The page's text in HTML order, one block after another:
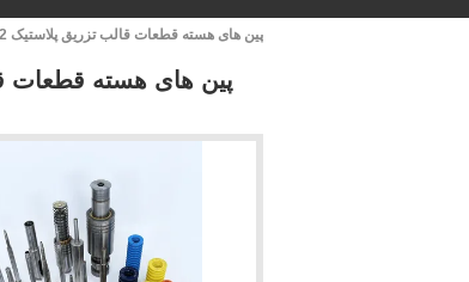
پین های هسته قطعات قالب تزریق پلاستیک AISI M2، پین های هسته دقیق HSS فولادی با سرعت بالا